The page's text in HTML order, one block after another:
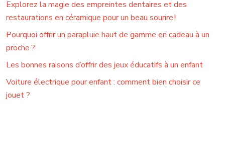
Explorez la magie des empreintes dentaires et des
restaurations en céramique pour un beau sourire !
Pourquoi offrir un parapluie haut de gamme en cadeau à un
proche ?
Les bonnes raisons d’offrir des jeux éducatifs à un enfant
Voiture électrique pour enfant : comment bien choisir ce
jouet ?